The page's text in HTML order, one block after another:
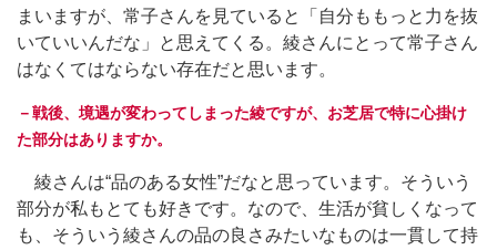
まいますが、常子さんを見ていると「自分ももっと力を抜
いていいんだな」と思えてくる。綾さんにとって常子さん
はなくてはならない存在だと思います。
－戦後、境遇が変わってしまった綾ですが、お芝居で特に心掛け
た部分はありますか。
綾さんは“品のある女性”だなと思っています。そういう
部分が私もとても好きです。なので、生活が貧しくなって
も、そういう綾さんの品の良さみたいなものは一貫して持